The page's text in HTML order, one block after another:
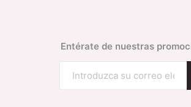
Entérate de nuestras